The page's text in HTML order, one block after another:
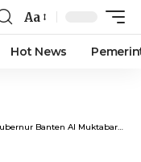
Font
Resizer
Aa
Hot News
Al Muktabar Salurkan Bansos Penanganan Kemiskinan Ekstrem di Kabupaten Lebak